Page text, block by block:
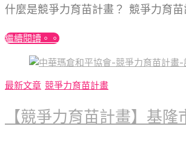
什麼是競爭力育苗計畫？ 競爭力育
繼續閱讀。。
最新文章 競爭力育苗計畫
【競爭力育苗計畫】基